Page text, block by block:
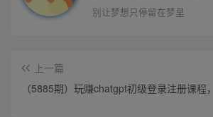
别让梦想只停留在梦里
上一篇
（5885期）玩赚chatgpt初级登录注册课